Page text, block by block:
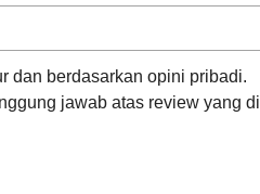
dan berdasarkan opini pribadi.
jawab atas review yang